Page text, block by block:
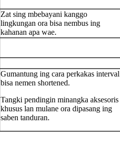
Zat sing mbebayani kanggo
lingkungan ora bisa nembus ing
kahanan apa wae.
Gumantung ing cara perkakas interval
bisa nemen shortened.
Tangki pendingin minangka aksesoris
khusus lan mulane ora dipasang ing
saben tanduran.